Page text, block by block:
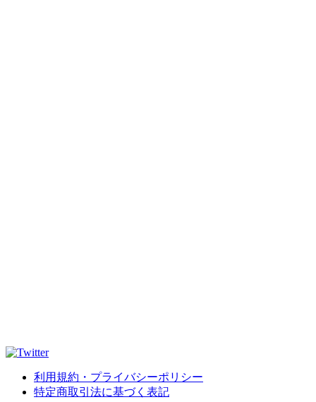
利用規約・プライバシーポリシー
特定商取引法に基づく表記